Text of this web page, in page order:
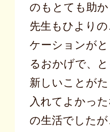
のもとても助
先生もひより
ケーションが
るおかげで、
新しいことが
入れてよかっ
の生活でした